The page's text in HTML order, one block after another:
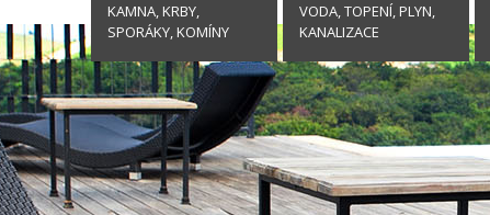
KAMNA, KRBY,
SPORÁKY, KOMÍNY
VODA, TOPENÍ, PLYN,
KANALIZACE